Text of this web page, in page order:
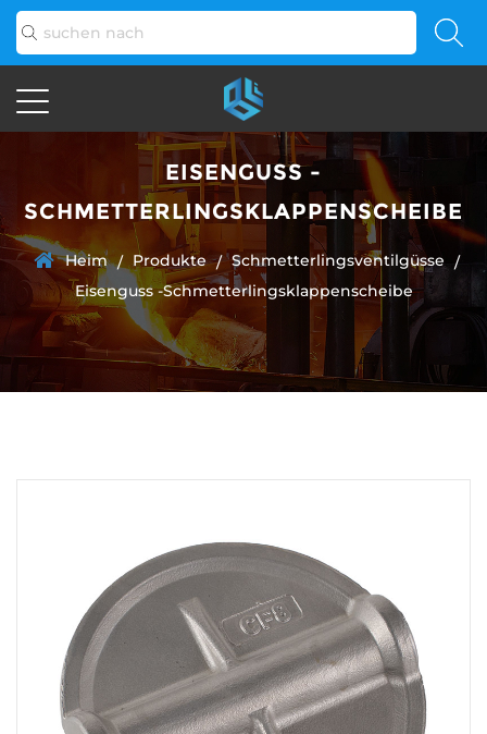
EISENGUSS -
SCHMETTERLINGSKLAPPENSCHEIBE
Heim / Produkte / Schmetterlingsventilgüsse /
Eisenguss -Schmetterlingsklappenscheibe